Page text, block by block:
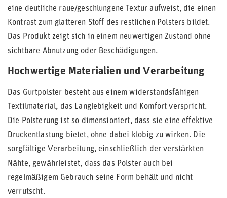
eine deutliche raue/geschlungene Textur aufweist, die einen
Kontrast zum glatteren Stoff des restlichen Polsters bildet.
Das Produkt zeigt sich in einem neuwertigen Zustand ohne
sichtbare Abnutzung oder Beschädigungen.
Hochwertige Materialien und Verarbeitung
Das Gurtpolster besteht aus einem widerstandsfähigen
Textilmaterial, das Langlebigkeit und Komfort verspricht.
Die Polsterung ist so dimensioniert, dass sie eine effektive
Druckentlastung bietet, ohne dabei klobig zu wirken. Die
sorgfältige Verarbeitung, einschließlich der verstärkten
Nähte, gewährleistet, dass das Polster auch bei
regelmäßigem Gebrauch seine Form behält und nicht
verrutscht.